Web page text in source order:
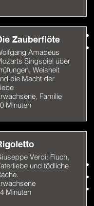
Zauberflöte
Amadeus
Singspiel über
Weisheit
die Macht der
Familie
Minuten
Verdi: Fluch,
und tödliche
Minuten